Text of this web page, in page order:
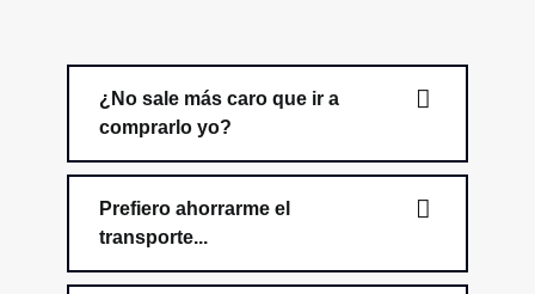
¿No sale más caro que ir a
comprarlo yo?
Prefiero ahorrarme el
transporte...